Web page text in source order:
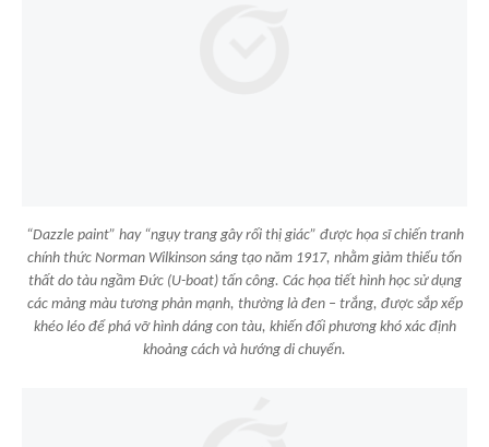
“Dazzle paint” hay “ngụy trang gây rối thị giác” được họa sĩ chiến tranh
chính thức Norman Wilkinson sáng tạo năm 1917, nhằm giảm thiểu tổn
thất do tàu ngầm Đức (U-boat) tấn công. Các họa tiết hình học sử dụng
các mảng màu tương phản mạnh, thường là đen – trắng, được sắp xếp
khéo léo để phá vỡ hình dáng con tàu, khiến đối phương khó xác định
khoảng cách và hướng di chuyển.